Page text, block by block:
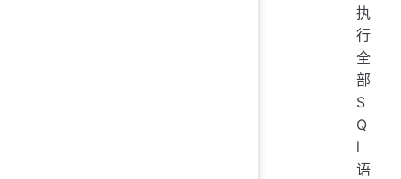
执
行
全
部
S
Q
l
语